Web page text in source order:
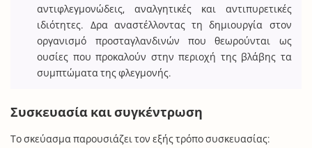
αντιφλεγμονώδεις, αναλγητικές και αντιπυρετικές
ιδιότητες. Δρα αναστέλλοντας τη δημιουργία στον
οργανισμό προσταγλανδινών που θεωρούνται ως
ουσίες που προκαλούν στην περιοχή της βλάβης τα
συμπτώματα της φλεγμονής.
Συσκευασία και συγκέντρωση
Το σκεύασμα παρουσιάζει τον εξής τρόπο συσκευασίας: